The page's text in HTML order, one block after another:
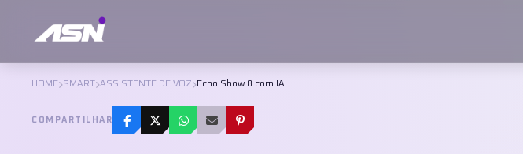
HOME SMART ASSISTENTE DE VOZ Echo Show 8 com IA
COMPARTILHAR